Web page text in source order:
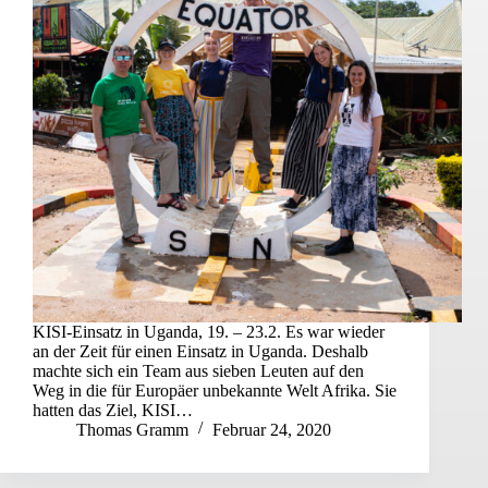
KISI-Einsatz in Uganda, 19. – 23.2. Es war wieder
an der Zeit für einen Einsatz in Uganda. Deshalb
machte sich ein Team aus sieben Leuten auf den
Weg in die für Europäer unbekannte Welt Afrika. Sie
hatten das Ziel, KISI…
Thomas Gramm
Februar 24, 2020